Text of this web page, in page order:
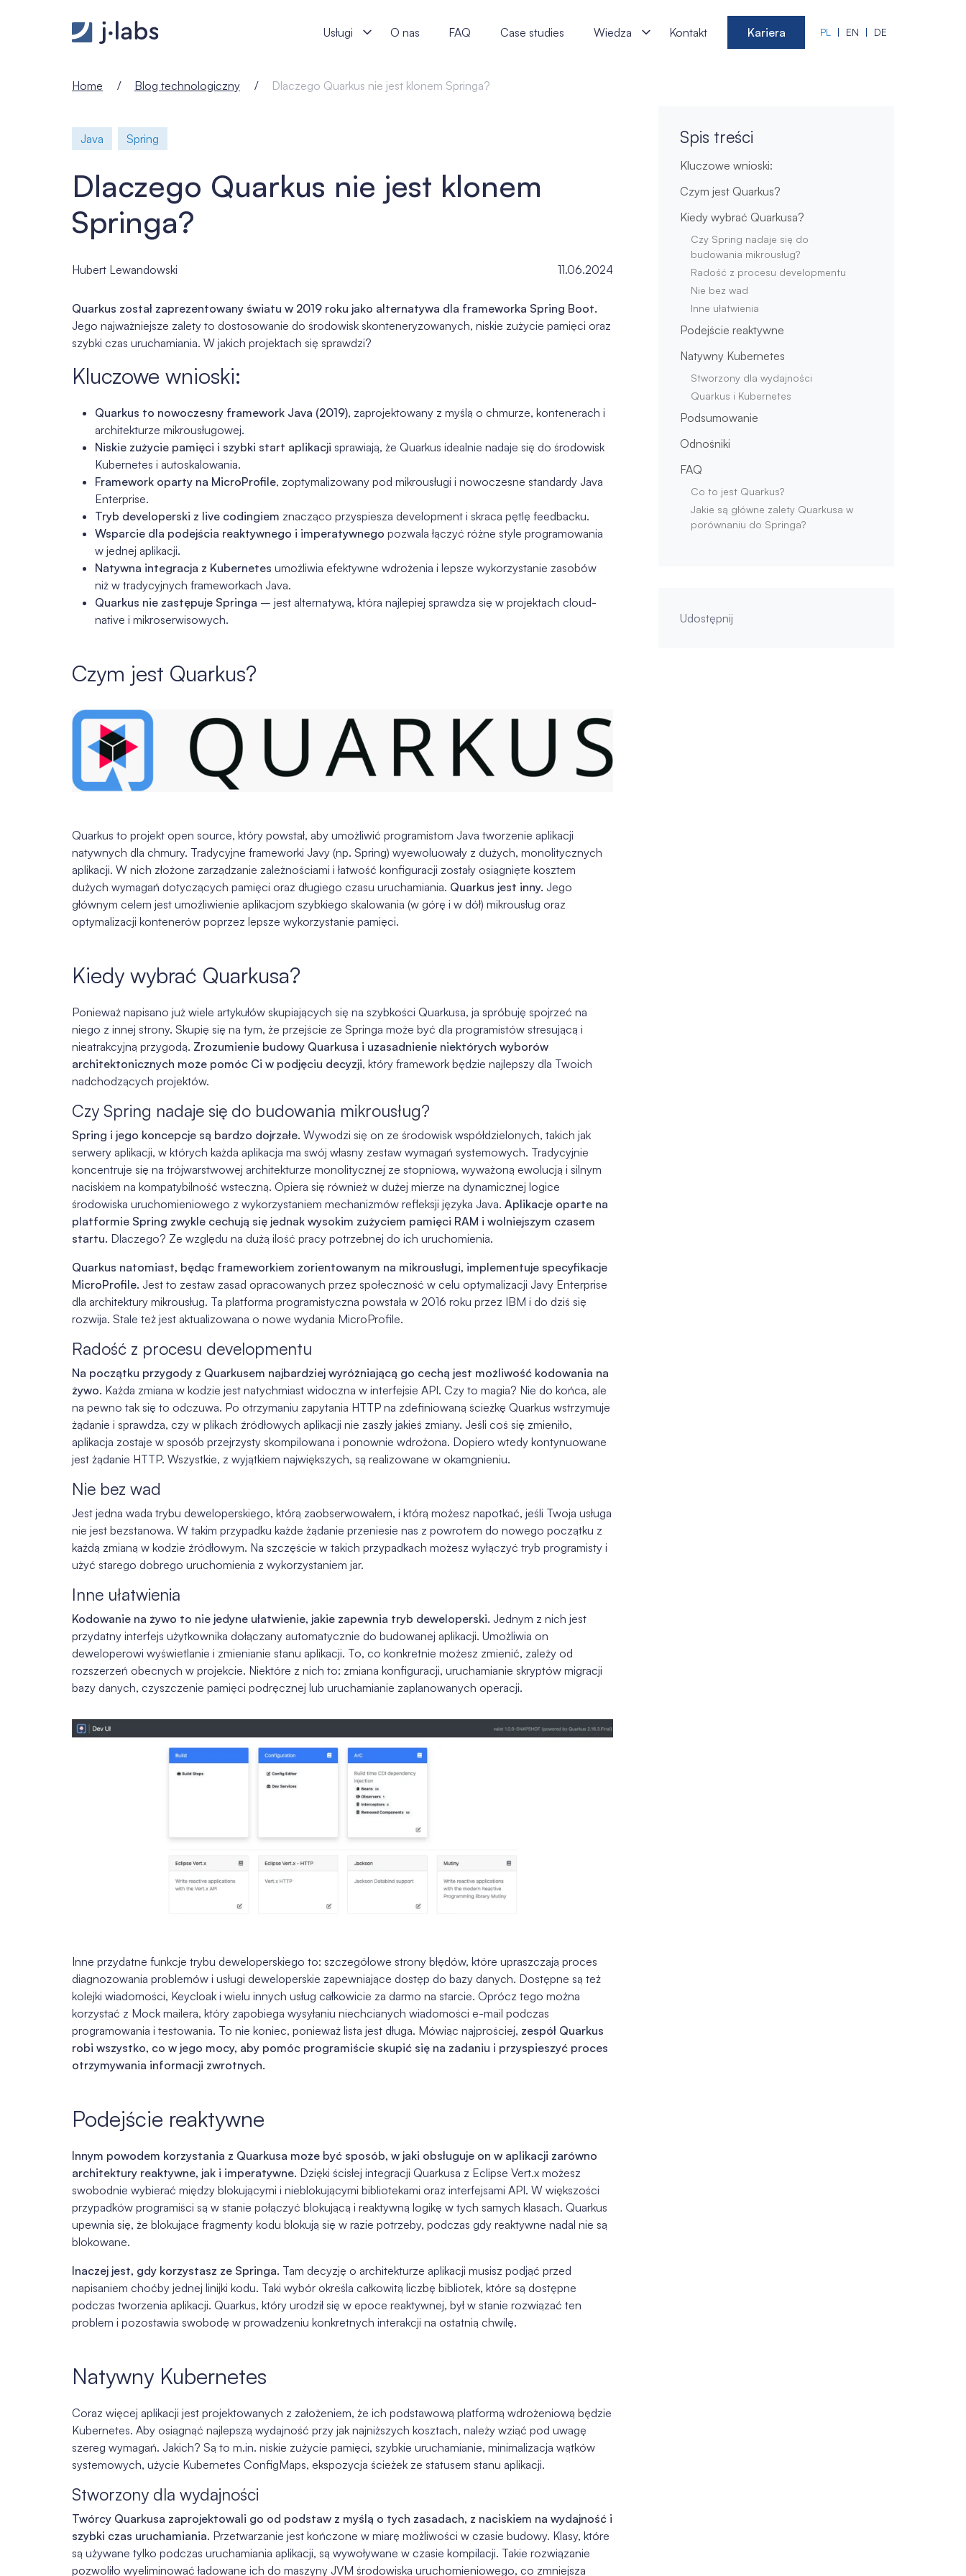
Usługi
O nas FAQ Case studies Wiedza Kontakt Kariera PL EN DE
Home Blog technologiczny Dlaczego Quarkus nie jest klonem Springa?
Java Spring
Dlaczego Quarkus nie jest klonem
Springa?
Hubert Lewandowski 11.06.2024
Quarkus został zaprezentowany światu w 2019 roku jako alternatywa dla frameworka Spring Boot.
Jego najważniejsze zalety to dostosowanie do środowisk skonteneryzowanych, niskie zużycie pamięci oraz
szybki czas uruchamiania. W jakich projektach się sprawdzi?
Kluczowe wnioski:
Quarkus to nowoczesny framework Java (2019), zaprojektowany z myślą o chmurze, kontenerach i
architekturze mikrousługowej.
Niskie zużycie pamięci i szybki start aplikacji sprawiają, że Quarkus idealnie nadaje się do środowisk
Kubernetes i autoskalowania.
Framework oparty na MicroProfile, zoptymalizowany pod mikrousługi i nowoczesne standardy Java
Enterprise.
Tryb developerski z live codingiem znacząco przyspiesza development i skraca pętlę feedbacku.
Wsparcie dla podejścia reaktywnego i imperatywnego pozwala łączyć różne style programowania
w jednej aplikacji.
Natywna integracja z Kubernetes umożliwia efektywne wdrożenia i lepsze wykorzystanie zasobów
niż w tradycyjnych frameworkach Java.
Quarkus nie zastępuje Springa – jest alternatywą, która najlepiej sprawdza się w projektach cloud-
native i mikroserwisowych.
Czym jest Quarkus?
Quarkus to projekt open source, który powstał, aby umożliwić programistom Java tworzenie aplikacji
natywnych dla chmury. Tradycyjne frameworki Javy (np. Spring) wyewoluowały z dużych, monolitycznych
aplikacji. W nich złożone zarządzanie zależnościami i łatwość konfiguracji zostały osiągnięte kosztem
dużych wymagań dotyczących pamięci oraz długiego czasu uruchamiania. Quarkus jest inny. Jego
głównym celem jest umożliwienie aplikacjom szybkiego skalowania (w górę i w dół) mikrousług oraz
optymalizacji kontenerów poprzez lepsze wykorzystanie pamięci.
Kiedy wybrać Quarkusa?
Ponieważ napisano już wiele artykułów skupiających się na szybkości Quarkusa, ja spróbuję spojrzeć na
niego z innej strony. Skupię się na tym, że przejście ze Springa może być dla programistów stresującą i
nieatrakcyjną przygodą. Zrozumienie budowy Quarkusa i uzasadnienie niektórych wyborów
architektonicznych może pomóc Ci w podjęciu decyzji, który framework będzie najlepszy dla Twoich
nadchodzących projektów.
Czy Spring nadaje się do budowania mikrousług?
Spring i jego koncepcje są bardzo dojrzałe. Wywodzi się on ze środowisk współdzielonych, takich jak
serwery aplikacji, w których każda aplikacja ma swój własny zestaw wymagań systemowych. Tradycyjnie
koncentruje się na trójwarstwowej architekturze monolitycznej ze stopniową, wyważoną ewolucją i silnym
naciskiem na kompatybilność wsteczną. Opiera się również w dużej mierze na dynamicznej logice
środowiska uruchomieniowego z wykorzystaniem mechanizmów refleksji języka Java. Aplikacje oparte na
platformie Spring zwykle cechują się jednak wysokim zużyciem pamięci RAM i wolniejszym czasem
startu. Dlaczego? Ze względu na dużą ilość pracy potrzebnej do ich uruchomienia.
Quarkus natomiast, będąc frameworkiem zorientowanym na mikrousługi, implementuje specyfikacje
MicroProfile. Jest to zestaw zasad opracowanych przez społeczność w celu optymalizacji Javy Enterprise
dla architektury mikrousług. Ta platforma programistyczna powstała w 2016 roku przez IBM i do dziś się
rozwija. Stale też jest aktualizowana o nowe wydania MicroProfile.
Radość z procesu developmentu
Na początku przygody z Quarkusem najbardziej wyróżniającą go cechą jest możliwość kodowania na
żywo. Każda zmiana w kodzie jest natychmiast widoczna w interfejsie API. Czy to magia? Nie do końca, ale
na pewno tak się to odczuwa. Po otrzymaniu zapytania HTTP na zdefiniowaną ścieżkę Quarkus wstrzymuje
żądanie i sprawdza, czy w plikach źródłowych aplikacji nie zaszły jakieś zmiany. Jeśli coś się zmieniło,
aplikacja zostaje w sposób przejrzysty skompilowana i ponownie wdrożona. Dopiero wtedy kontynuowane
jest żądanie HTTP. Wszystkie, z wyjątkiem największych, są realizowane w okamgnieniu.
Nie bez wad
Jest jedna wada trybu deweloperskiego, którą zaobserwowałem, i którą możesz napotkać, jeśli Twoja usługa
nie jest bezstanowa. W takim przypadku każde żądanie przeniesie nas z powrotem do nowego początku z
każdą zmianą w kodzie źródłowym. Na szczęście w takich przypadkach możesz wyłączyć tryb programisty i
użyć starego dobrego uruchomienia z wykorzystaniem jar.
Inne ułatwienia
Kodowanie na żywo to nie jedyne ułatwienie, jakie zapewnia tryb deweloperski. Jednym z nich jest
przydatny interfejs użytkownika dołączany automatycznie do budowanej aplikacji. Umożliwia on
deweloperowi wyświetlanie i zmienianie stanu aplikacji. To, co konkretnie możesz zmienić, zależy od
rozszerzeń obecnych w projekcie. Niektóre z nich to: zmiana konfiguracji, uruchamianie skryptów migracji
bazy danych, czyszczenie pamięci podręcznej lub uruchamianie zaplanowanych operacji.
Inne przydatne funkcje trybu deweloperskiego to: szczegółowe strony błędów, które upraszczają proces
diagnozowania problemów i usługi deweloperskie zapewniające dostęp do bazy danych. Dostępne są też
kolejki wiadomości, Keycloak i wielu innych usług całkowicie za darmo na starcie. Oprócz tego można
korzystać z Mock mailera, który zapobiega wysyłaniu niechcianych wiadomości e-mail podczas
programowania i testowania. To nie koniec, ponieważ lista jest długa. Mówiąc najprościej, zespół Quarkus
robi wszystko, co w jego mocy, aby pomóc programiście skupić się na zadaniu i przyspieszyć proces
otrzymywania informacji zwrotnych.
Podejście reaktywne
Innym powodem korzystania z Quarkusa może być sposób, w jaki obsługuje on w aplikacji zarówno
architektury reaktywne, jak i imperatywne. Dzięki ścisłej integracji Quarkusa z Eclipse Vert.x możesz
swobodnie wybierać między blokującymi i nieblokującymi bibliotekami oraz interfejsami API. W większości
przypadków programiści są w stanie połączyć blokującą i reaktywną logikę w tych samych klasach. Quarkus
upewnia się, że blokujące fragmenty kodu blokują się w razie potrzeby, podczas gdy reaktywne nadal nie są
blokowane.
Inaczej jest, gdy korzystasz ze Springa. Tam decyzję o architekturze aplikacji musisz podjąć przed
napisaniem choćby jednej linijki kodu. Taki wybór określa całkowitą liczbę bibliotek, które są dostępne
podczas tworzenia aplikacji. Quarkus, który urodził się w epoce reaktywnej, był w stanie rozwiązać ten
problem i pozostawia swobodę w prowadzeniu konkretnych interakcji na ostatnią chwilę.
Natywny Kubernetes
Coraz więcej aplikacji jest projektowanych z założeniem, że ich podstawową platformą wdrożeniową będzie
Kubernetes. Aby osiągnąć najlepszą wydajność przy jak najniższych kosztach, należy wziąć pod uwagę
szereg wymagań. Jakich? Są to m.in. niskie zużycie pamięci, szybkie uruchamianie, minimalizacja wątków
systemowych, użycie Kubernetes ConfigMaps, ekspozycja ścieżek ze statusem stanu aplikacji.
Stworzony dla wydajności
Twórcy Quarkusa zaprojektowali go od podstaw z myślą o tych zasadach, z naciskiem na wydajność i
szybki czas uruchamiania. Przetwarzanie jest kończone w miarę możliwości w czasie budowy. Klasy, które
są używane tylko podczas uruchamiania aplikacji, są wywoływane w czasie kompilacji. Takie rozwiązanie
pozwoliło wyeliminować ładowane ich do maszyny JVM środowiska uruchomieniowego, co zmniejsza
Spis treści
Kluczowe wnioski:
Czym jest Quarkus?
Kiedy wybrać Quarkusa?
Czy Spring nadaje się do
budowania mikrousług?
Radość z procesu developmentu
Nie bez wad
Inne ułatwienia
Podejście reaktywne
Natywny Kubernetes
Stworzony dla wydajności
Quarkus i Kubernetes
Podsumowanie
Odnośniki
FAQ
Co to jest Quarkus?
Jakie są główne zalety Quarkusa w
porównaniu do Springa?
Udostępnij